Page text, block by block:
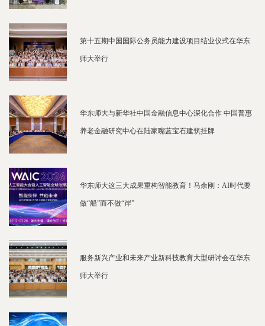
第十五期中国国际公务员能力建设项目结业仪式在华东
师大举行
华东师大与新华社中国金融信息中心深化合作 中国普惠
养老金融研究中心在陆家嘴蓝宝石建筑挂牌
华东师大这三大成果重构智能教育！马余刚：AI时代要
做“船”而不做“岸”
服务新兴产业和未来产业新科技教育大型研讨会在华东
师大举行